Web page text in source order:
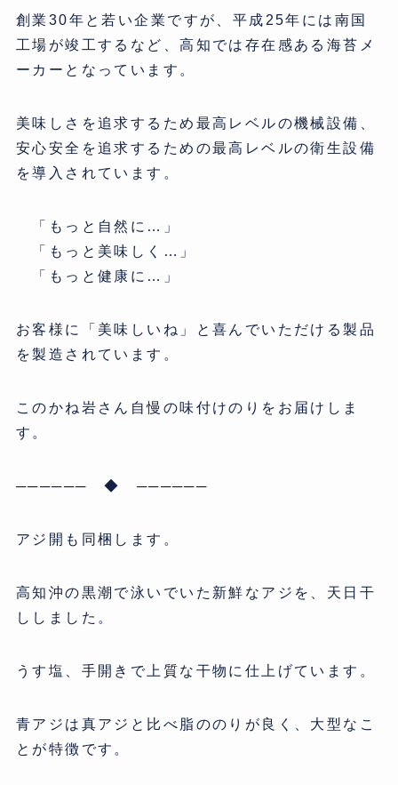
創業30年と若い企業ですが、平成25年には南国
工場が竣工するなど、高知では存在感ある海苔メ
ーカーとなっています。
美味しさを追求するため最高レベルの機械設備、
安心安全を追求するための最高レベルの衛生設備
を導入されています。
「もっと自然に…」
「もっと美味しく…」
「もっと健康に…」
お客様に「美味しいね」と喜んでいただける製品
を製造されています。
このかね岩さん自慢の味付けのりをお届けしま
す。
────── ◆ ──────
アジ開も同梱します。
高知沖の黒潮で泳いでいた新鮮なアジを、天日干
ししました。
うす塩、手開きで上質な干物に仕上げています。
青アジは真アジと比べ脂ののりが良く、大型なこ
とが特徴です。